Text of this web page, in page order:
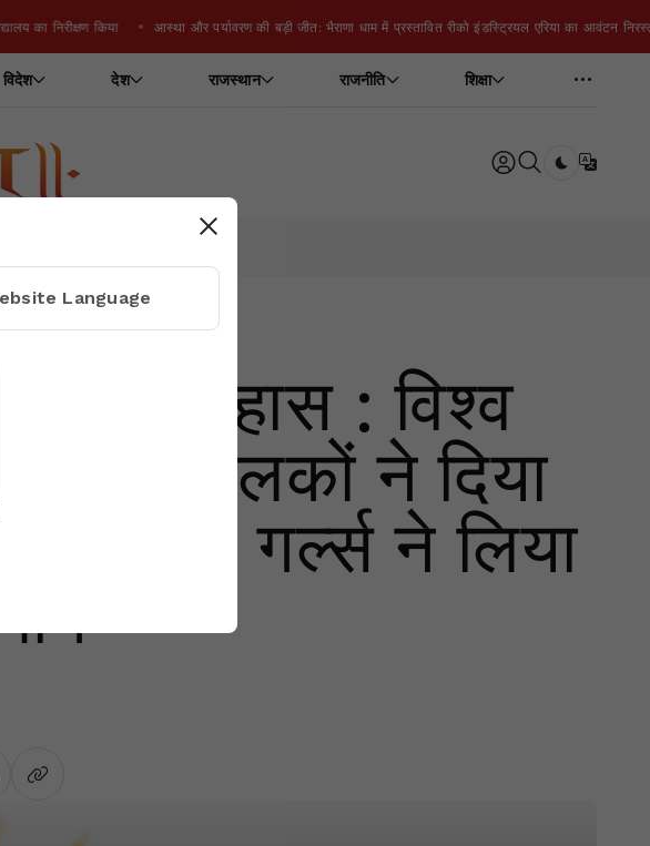
Language
का निरीक्षण किया आस्था और पर्यावरण की बड़ी जीत: भैराणा धाम में प्रस्तावित रीको इंडस्ट्रियल एरिया का आवंटन
विदेश देश राजस्थान राजनीति शिक्षा
इतिहास : विश्व
चालकों ने दिया
संदेश, गर्ल्स ने लिया